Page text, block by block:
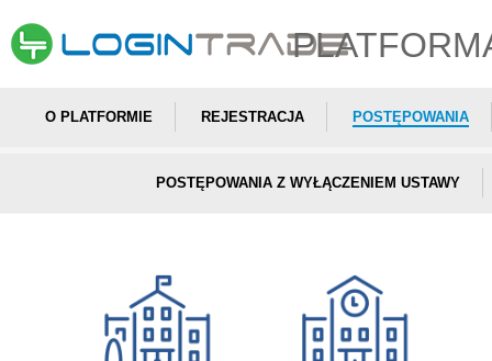
O PLATFORMIE REJESTRACJA POSTĘPOWANIA
POSTĘPOWANIA Z WYŁĄCZENIEM USTAWY